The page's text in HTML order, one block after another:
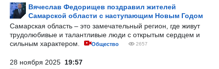
Вячеслав Федорищев поздравил жителей
Самарской области с наступающим Новым Годом
Самарская область – это замечательный регион, где живут
трудолюбивые и талантливые люди с открытым сердцем и
сильным характером.
Общество 2657
28 ноября 2025 19:57